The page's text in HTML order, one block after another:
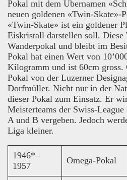
Pokal mit dem Übernamen
neuen goldenen «Twin-Skate»-
«Twin-Skate» ist ein goldener
Eiskristall darstellen soll. Diese
Wanderpokal und bleibt im
Pokal hat einen Wert von
Kilogramm und ist 60cm gross.
Pokal von der Luzerner
Dorfmüller. Nicht nur in der
dieser Pokal zum Einsatz. Er
Meisterteams der Swiss-
A und B vergeben. Jedoch
Liga kleiner.
1946*–
1957
Omega-Pokal